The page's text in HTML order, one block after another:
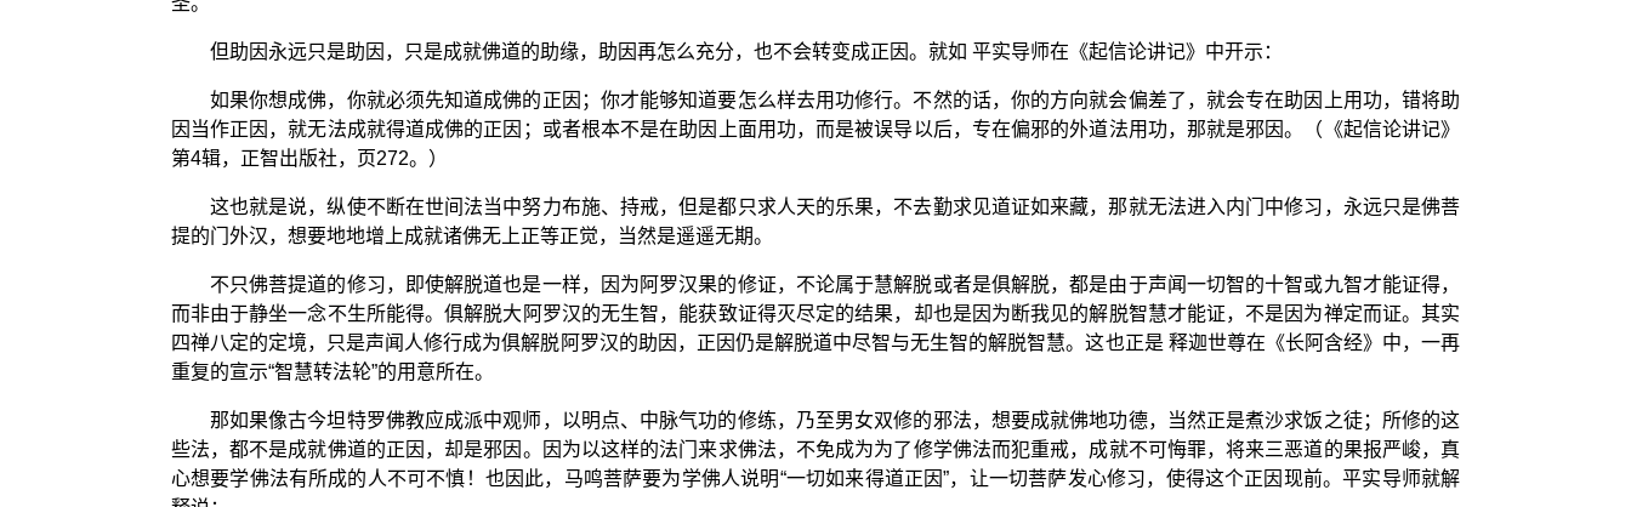
但助因永远只是助因，只是成就佛道的助缘，助因再怎么充分，也不会转变成正因。就如 平实导师在《起信论讲记》中开示：
如果你想成佛，你就必须先知道成佛的正因；你才能够知道要怎么样去用功修行。不然的话，你的方向就会偏差了，就会专在助因上用功，错将助
因当作正因，就无法成就得道成佛的正因；或者根本不是在助因上面用功，而是被误导以后，专在偏邪的外道法用功，那就是邪因。（《起信论讲记》
第4辑，正智出版社，页272。）
这也就是说，纵使不断在世间法当中努力布施、持戒，但是都只求人天的乐果，不去勤求见道证如来藏，那就无法进入内门中修习，永远只是佛菩
提的门外汉，想要地地增上成就诸佛无上正等正觉，当然是遥遥无期。
不只佛菩提道的修习，即使解脱道也是一样，因为阿罗汉果的修证，不论属于慧解脱或者是俱解脱，都是由于声闻一切智的十智或九智才能证得，
而非由于静坐一念不生所能得。俱解脱大阿罗汉的无生智，能获致证得灭尽定的结果，却也是因为断我见的解脱智慧才能证，不是因为禅定而证。其实
四禅八定的定境，只是声闻人修行成为俱解脱阿罗汉的助因，正因仍是解脱道中尽智与无生智的解脱智慧。这也正是 释迦世尊在《长阿含经》中，一再
重复的宣示“智慧转法轮”的用意所在。
那如果像古今坦特罗佛教应成派中观师，以明点、中脉气功的修练，乃至男女双修的邪法，想要成就佛地功德，当然正是煮沙求饭之徒；所修的这
些法，都不是成就佛道的正因，却是邪因。因为以这样的法门来求佛法，不免成为为了修学佛法而犯重戒，成就不可悔罪，将来三恶道的果报严峻，真
心想要学佛法有所成的人不可不慎！也因此，马鸣菩萨要为学佛人说明“一切如来得道正因”，让一切菩萨发心修习，使得这个正因现前。平实导师就解